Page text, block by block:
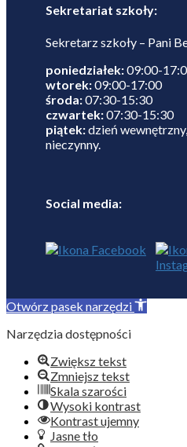
Sekretariat szkoły:
Sekretarz szkoły – Pani
poniedziałek:09:00-
wtorek:09:00-17:00
środa:07:30-15:30
czwartek:07:30-15:30
piątek:dzień
nieczynny.
Social media:
Otwórz pasek narzędzi
Narzędzia dostępności
Zwiększ tekst
Zmniejsz tekst
Skala szarości
Wysoki kontrast
Kontrast ujemny
Jasne tło